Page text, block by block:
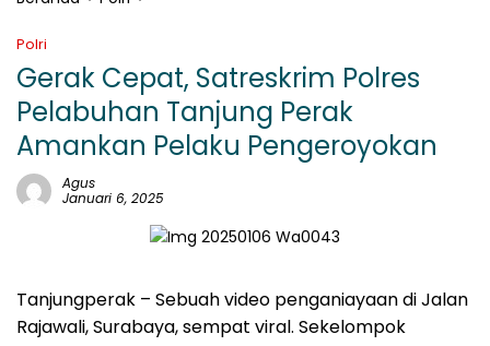
Polri
Gerak Cepat, Satreskrim Polres
Pelabuhan Tanjung Perak
Amankan Pelaku Pengeroyokan
Agus
Januari 6, 2025
Tanjungperak – Sebuah video penganiayaan di Jalan
Rajawali, Surabaya, sempat viral. Sekelompok